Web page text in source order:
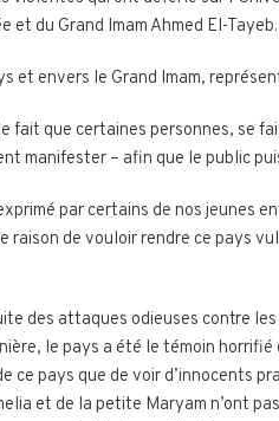
et du Grand Imam Ahmed El-Tayeb.
et envers le Grand Imam,
fait que certaines personnes, se
manifester – afin que le public
par certains de nos jeunes
raison de vouloir rendre ce pays
des attaques odieuses contre
le pays a été le témoin
ce pays que de voir d’innocents
et de la petite Maryam n’ont